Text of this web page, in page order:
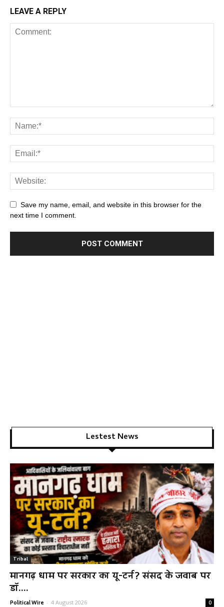
LEAVE A REPLY
Save my name, email, and website in this browser for the
next time I comment.
Lestest News
Tribal
मानगढ़ धाम पर सरकार का यू-टर्न? संसद के जवाब पर
डॉ....
Political Wire - 4 August 2026 0